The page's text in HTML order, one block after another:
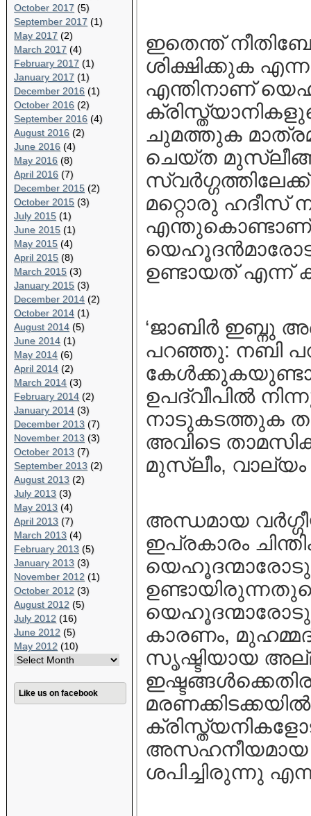
October 2017 (5)
September 2017 (1)
May 2017 (2)
March 2017 (4)
February 2017 (1)
January 2017 (1)
December 2016 (1)
October 2016 (2)
September 2016 (4)
August 2016 (2)
June 2016 (4)
May 2016 (8)
April 2016 (7)
December 2015 (2)
October 2015 (3)
July 2015 (1)
June 2015 (1)
May 2015 (4)
April 2015 (8)
March 2015 (3)
January 2015 (3)
December 2014 (2)
October 2014 (1)
August 2014 (5)
June 2014 (1)
May 2014 (6)
April 2014 (2)
March 2014 (3)
February 2014 (2)
January 2014 (3)
December 2013 (7)
November 2013 (3)
October 2013 (7)
September 2013 (2)
August 2013 (2)
July 2013 (3)
May 2013 (4)
April 2013 (7)
March 2013 (4)
February 2013 (5)
January 2013 (3)
November 2012 (1)
October 2012 (3)
August 2012 (5)
July 2012 (16)
June 2012 (5)
May 2012 (10)
Like us on facebook
ഇതെന്ത്
ശിക്ഷിക്കുക
എന്തിനാണ്
ചുമത്തുക
ചെയ്ത
മറ്റൊരു ഹദീസ്‌
എന്തുകൊണ്ടാണ്
ഉണ്ടായത് എന്ന്
‘ജാബിര്‍ ഇബ്നു
പറഞ്ഞു: നബി
ഉപദ്വീപില്‍
നാടുകടത്തുക
അവിടെ
മുസ്ലീം, വാല്യം
അന്ധമായ
ഇപ്രകാരം
കാരണം,
സൃഷ്ടിയായ
അസഹനീയമായ
ശപിച്ചിരുന്നു